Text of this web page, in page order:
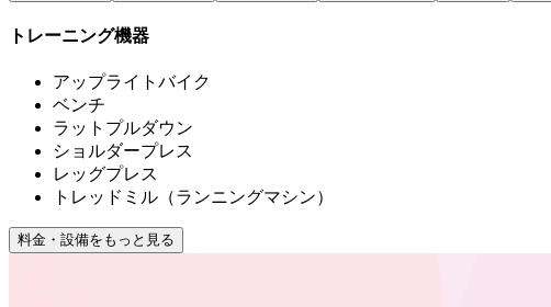
トレーニング機器
アップライトバイク
ベンチ
ラットプルダウン
ショルダープレス
レッグプレス
トレッドミル（ランニングマシン）
料金・設備をもっと見る